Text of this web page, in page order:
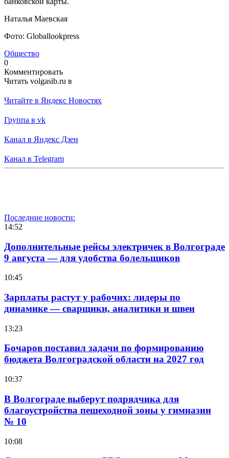
Наталья Маевская
Фото: Globallookpress
Общество
0
Комментировать
Читать volgasib.ru в
Читайте в Яндекс Новостях
Группа в vk
Канал в Яндекс Дзен
Канал в Telegram
Последние новости:
14:52
Дополнительные рейсы электричек в Волгограде
9 августа — для удобства болельщиков
10:45
Зарплаты растут у рабочих: лидеры по
динамике — сварщики, аналитики и швеи
13:23
Бочаров поставил задачи по формированию
бюджета Волгоградской области на 2027 год
10:37
В Волгограде выберут подрядчика для
благоустройства пешеходной зоны у гимназии
№ 10
10:08